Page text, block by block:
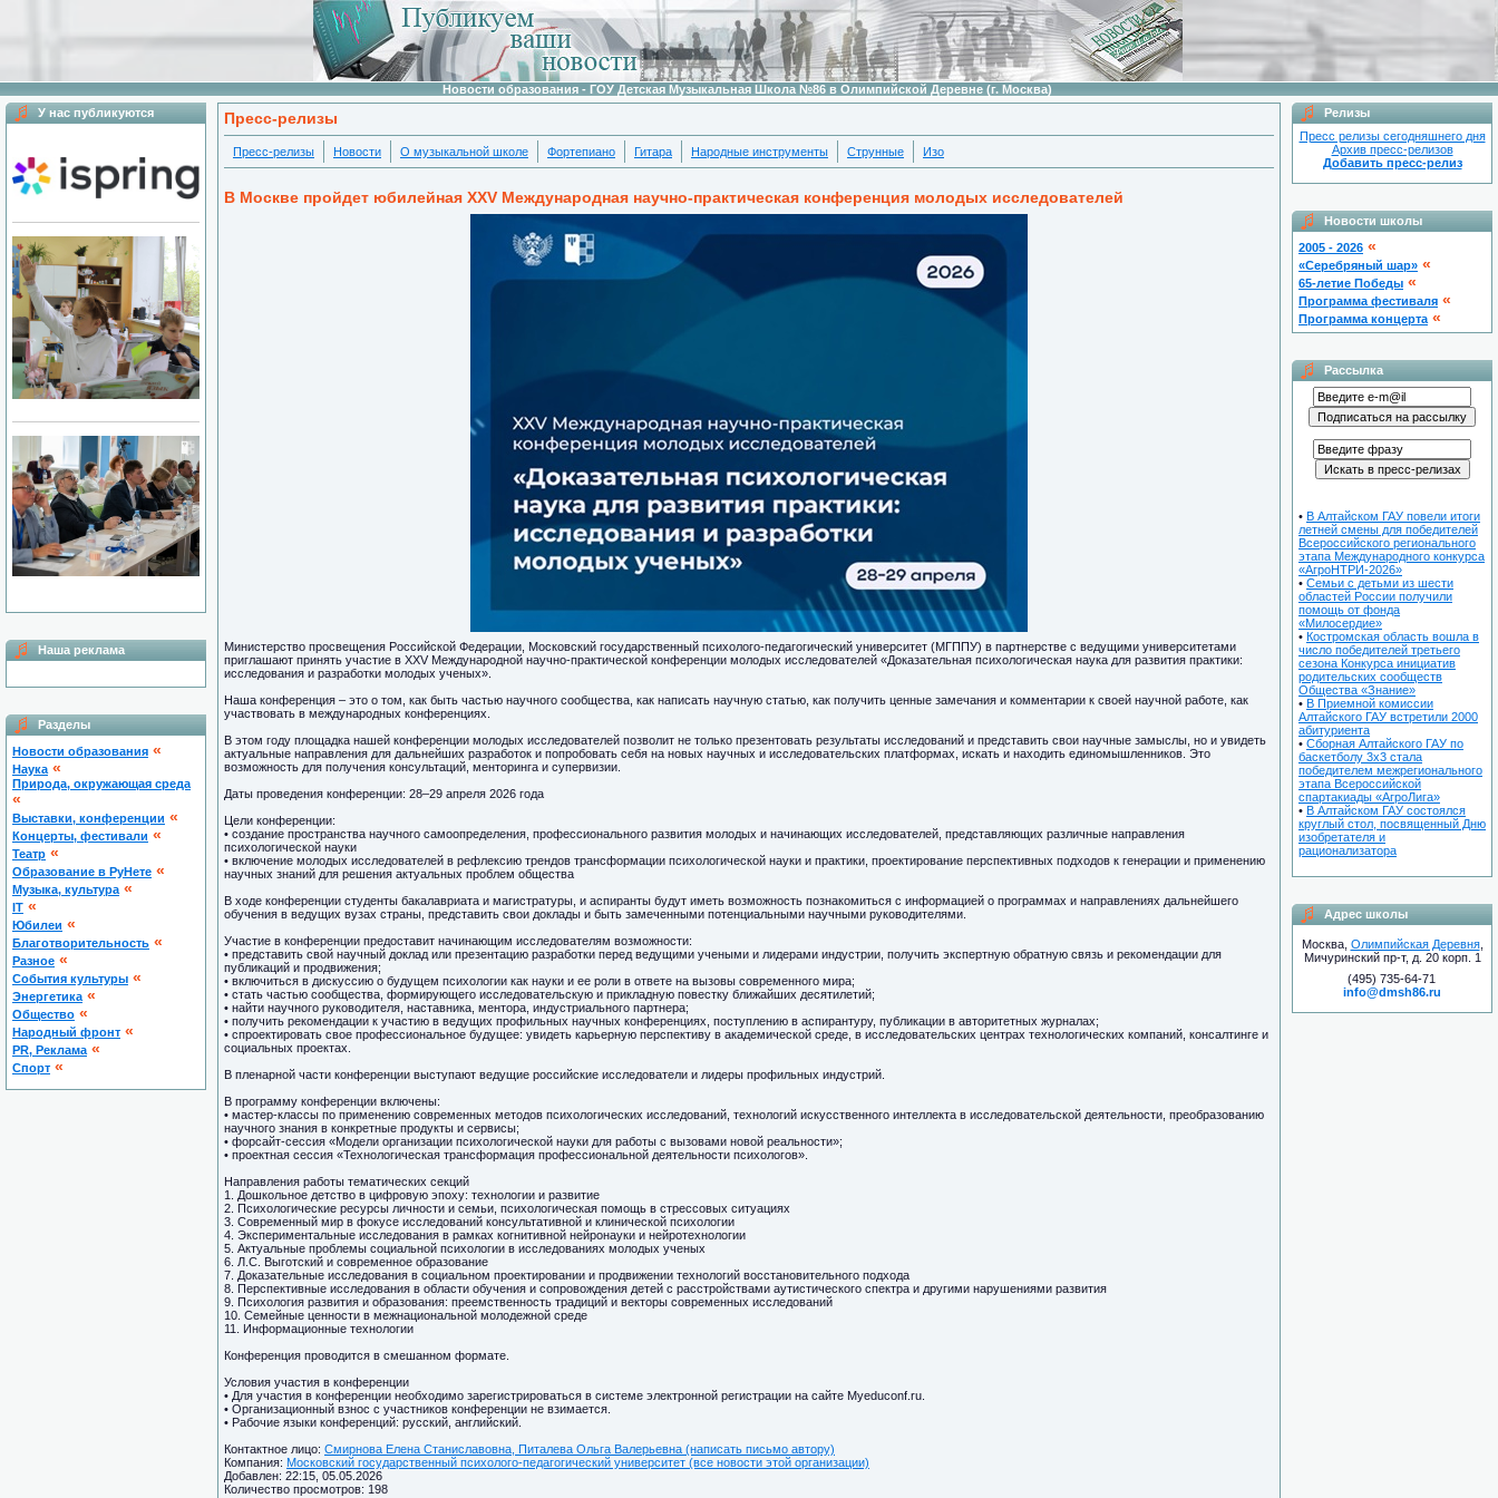
Новости образования - ГОУ Детская Музыкальная Школа №86 в Олимпийской Деревне (г. Москва)
У нас публикуются
Наша реклама
Разделы
Новости образования «
Наука «
Природа, окружающая среда
«
Выставки, конференции «
Концерты, фестивали «
Театр «
Образование в РуНете «
Музыка, культура «
IT «
Юбилеи «
Благотворительность «
Разное «
Cобытия культуры «
Энергетика «
Общество «
Народный фронт «
PR, Реклама «
Спорт «
Пресс-релизы
Пресс-релизы Новости О музыкальной школе Фортепиано Гитара Народные инструменты Струнные Изо
В Москве пройдет юбилейная XXV Международная научно-практическая конференция молодых исследователей
Министерство просвещения Российской Федерации, Московский государственный психолого-педагогический университет (МГППУ) в партнерстве с ведущими университетами
приглашают принять участие в XXV Международной научно-практической конференции молодых исследователей «Доказательная психологическая наука для развития практики:
исследования и разработки молодых ученых».
Наша конференция – это о том, как быть частью научного сообщества, как написать научную статью, как получить ценные замечания и комментарии к своей научной работе, как
участвовать в международных конференциях.
В этом году площадка нашей конференции молодых исследователей позволит не только презентовать результаты исследований и представить свои научные замыслы, но и увидеть
актуальные направления для дальнейших разработок и попробовать себя на новых научных и исследовательских платформах, искать и находить единомышленников. Это
возможность для получения консультаций, менторинга и супервизии.
Даты проведения конференции: 28–29 апреля 2026 года
Цели конференции:
• создание пространства научного самоопределения, профессионального развития молодых и начинающих исследователей, представляющих различные направления
психологической науки
• включение молодых исследователей в рефлексию трендов трансформации психологической науки и практики, проектирование перспективных подходов к генерации и применению
научных знаний для решения актуальных проблем общества
В ходе конференции студенты бакалавриата и магистратуры, и аспиранты будут иметь возможность познакомиться с информацией о программах и направлениях дальнейшего
обучения в ведущих вузах страны, представить свои доклады и быть замеченными потенциальными научными руководителями.
Участие в конференции предоставит начинающим исследователям возможности:
• представить свой научный доклад или презентацию разработки перед ведущими учеными и лидерами индустрии, получить экспертную обратную связь и рекомендации для
публикаций и продвижения;
• включиться в дискуссию о будущем психологии как науки и ее роли в ответе на вызовы современного мира;
• стать частью сообщества, формирующего исследовательскую и прикладную повестку ближайших десятилетий;
• найти научного руководителя, наставника, ментора, индустриального партнера;
• получить рекомендации к участию в ведущих профильных научных конференциях, поступлению в аспирантуру, публикации в авторитетных журналах;
• спроектировать свое профессиональное будущее: увидеть карьерную перспективу в академической среде, в исследовательских центрах технологических компаний, консалтинге и
социальных проектах.
В пленарной части конференции выступают ведущие российские исследователи и лидеры профильных индустрий.
В программу конференции включены:
• мастер-классы по применению современных методов психологических исследований, технологий искусственного интеллекта в исследовательской деятельности, преобразованию
научного знания в конкретные продукты и сервисы;
• форсайт-сессия «Модели организации психологической науки для работы с вызовами новой реальности»;
• проектная сессия «Технологическая трансформация профессиональной деятельности психологов».
Направления работы тематических секций
1. Дошкольное детство в цифровую эпоху: технологии и развитие
2. Психологические ресурсы личности и семьи, психологическая помощь в стрессовых ситуациях
3. Современный мир в фокусе исследований консультативной и клинической психологии
4. Экспериментальные исследования в рамках когнитивной нейронауки и нейротехнологии
5. Актуальные проблемы социальной психологии в исследованиях молодых ученых
6. Л.С. Выготский и современное образование
7. Доказательные исследования в социальном проектировании и продвижении технологий восстановительного подхода
8. Перспективные исследования в области обучения и сопровождения детей с расстройствами аутистического спектра и другими нарушениями развития
9. Психология развития и образования: преемственность традиций и векторы современных исследований
10. Семейные ценности в межнациональной молодежной среде
11. Информационные технологии
Конференция проводится в смешанном формате.
Условия участия в конференции
• Для участия в конференции необходимо зарегистрироваться в системе электронной регистрации на сайте Myeduconf.ru.
• Организационный взнос с участников конференции не взимается.
• Рабочие языки конференций: русский, английский.
Контактное лицо: Смирнова Елена Станиславовна, Питалева Ольга Валерьевна (написать письмо автору)
Компания: Московский государственный психолого-педагогический университет (все новости этой организации)
Добавлен: 22:15, 05.05.2026
Количество просмотров: 198
Релизы
Пресс релизы сегодняшнего дня
Архив пресс-релизов
Добавить пресс-релиз
Новости школы
2005 - 2026 «
«Серебряный шар» «
65-летие Победы «
Программа фестиваля «
Программа концерта «
Рассылка
• В Алтайском ГАУ повели итоги
летней смены для победителей
Всероссийского регионального
этапа Международного конкурса
«АгроНТРИ-2026»
• Семьи с детьми из шести
областей России получили
помощь от фонда
«Милосердие»
• Костромская область вошла в
число победителей третьего
сезона Конкурса инициатив
родительских сообществ
Общества «Знание»
• В Приемной комиссии
Алтайского ГАУ встретили 2000
абитуриента
• Сборная Алтайского ГАУ по
баскетболу 3х3 стала
победителем межрегионального
этапа Всероссийской
спартакиады «АгроЛига»
• В Алтайском ГАУ состоялся
круглый стол, посвященный Дню
изобретателя и
рационализатора
Адрес школы
Москва, Олимпийская Деревня,
Мичуринский пр-т, д. 20 корп. 1
(495) 735-64-71
info@dmsh86.ru